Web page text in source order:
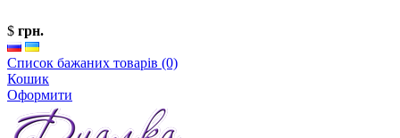
$ грн.
Список бажаних товарів (0)
Кошик
Оформити